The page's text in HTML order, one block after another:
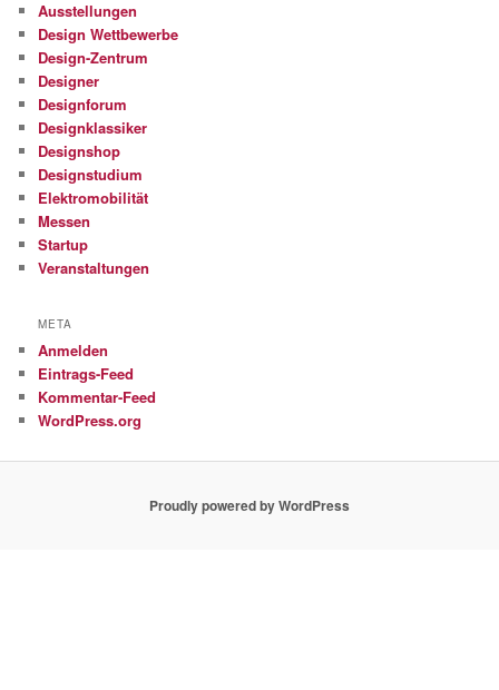
Ausstellungen
Design Wettbewerbe
Design-Zentrum
Designer
Designforum
Designklassiker
Designshop
Designstudium
Elektromobilität
Messen
Startup
Veranstaltungen
META
Anmelden
Eintrags-Feed
Kommentar-Feed
WordPress.org
Proudly powered by WordPress